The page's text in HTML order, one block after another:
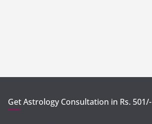
Get Astrology Consultation in Rs. 501/-